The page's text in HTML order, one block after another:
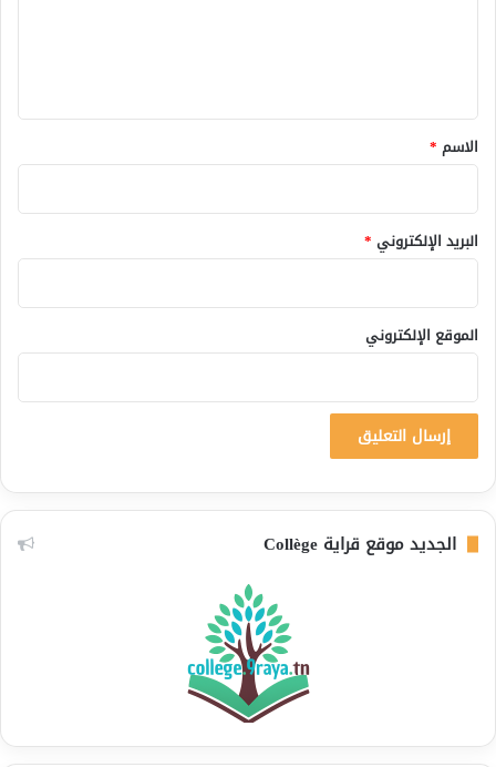
*
الاسم *
البريد الإلكتروني *
الموقع الإلكتروني
الجديد موقع قراية Collège